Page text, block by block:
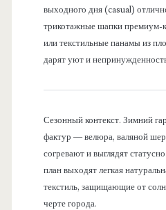
выходного дня (casual)
трикотажные шапки премиум-
или текстильные панамы из
дарят уют и
Сезонный контекст. Зимний
фактур — велюра, валяной
согревают и выглядят
план выходят легкая
текстиль, защищающие от
черте города.